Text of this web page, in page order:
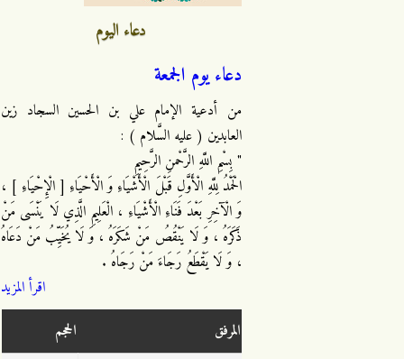
دعاء اليوم
دعاء يوم الجمعة
من أدعية الإمام علي بن الحسين السجاد زين
العابدين ( عليه السَّلام ) :
" بِسْمِ اللَّهِ الرَّحْمنِ الرَّحِيمِ
الْحَمْدُ لِلَّهِ الْأَوَّلِ قَبْلَ الْأَشْيَاءِ وَ الْأَحْيَاءِ [ الْإِحْيَاءِ ] ،
وَ الْآخِرِ بَعْدَ فَنَاءِ الْأَشْيَاءِ ، الْعَلِيمِ الَّذِي لَا يَنْسَى مَنْ
ذَكَرَهُ ، وَ لَا يَنْقُصُ مَنْ شَكَرَهُ ، وَ لَا يُخَيِّبُ مَنْ دَعَاهُ
، وَ لَا يَقْطَعُ رَجَاءَ مَنْ رَجَاهُ .
اقرأ المزيد
المرفق
الحجم